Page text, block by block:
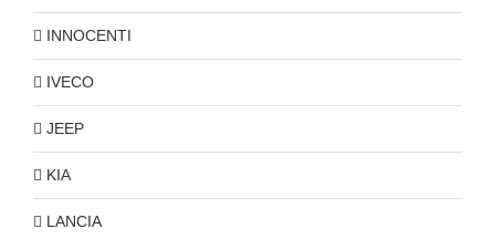
INNOCENTI
IVECO
JEEP
KIA
LANCIA